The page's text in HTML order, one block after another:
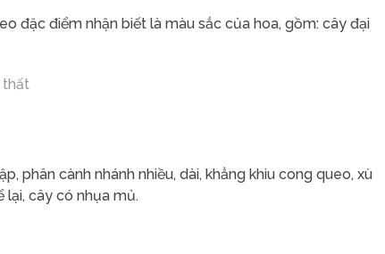
đặc điểm nhận biết là màu sắc của hoa, gồm: cây đại
thất
phân cành nhánh nhiều, dài, khẳng khiu cong queo, xù
lại, cây có nhụa mủ.